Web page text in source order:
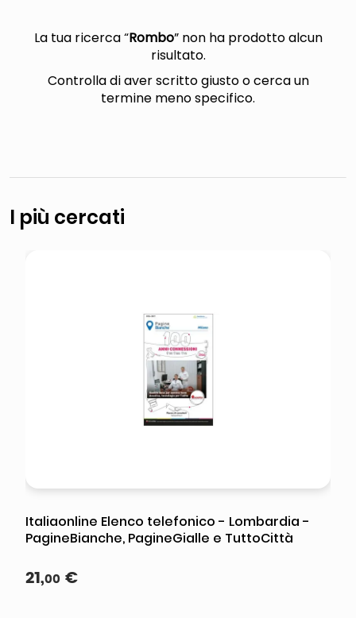
italia independent occhiali sole 0703 thin rotondo sun
pattumiera raccolta differenziata
elenco telefonico
La tua ricerca “Rombo” non ha prodotto alcun
risultato.
Controlla di aver scritto giusto o cerca un
termine meno specifico.
I più cercati
Italiaonline Elenco telefonico - Lombardia -
PagineBianche, PagineGialle e TuttoCittà
21,00 €